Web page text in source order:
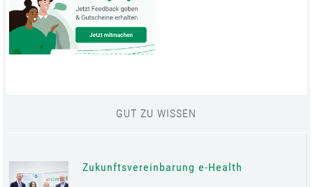
GUT ZU WISSEN
Zukunftsvereinbarung e-Health